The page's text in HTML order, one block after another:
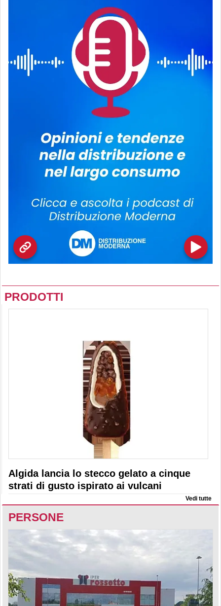
PRODOTTI
Algida lancia lo stecco gelato a cinque
strati di gusto ispirato ai vulcani
Vedi tutte
PERSONE